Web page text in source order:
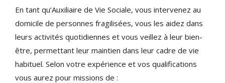
En tant qu’Auxiliaire de Vie Sociale, vous intervenez au
domicile de personnes fragilisées, vous les aidez dans
leurs activités quotidiennes et vous veillez à leur bien-
être, permettant leur maintien dans leur cadre de vie
habituel. Selon votre expérience et vos qualifications
vous aurez pour missions de :